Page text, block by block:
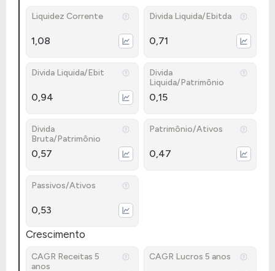
Liquidez Corrente
1,08
Divida Liquida/Ebitda
0,71
Divida Liquida/Ebit
0,94
Divida
Liquida/Patrimônio
0,15
Divida
Bruta/Patrimônio
0,57
Patrimônio/Ativos
0,47
Passivos/Ativos
0,53
Crescimento
CAGR Receitas 5
anos
CAGR Lucros 5 anos